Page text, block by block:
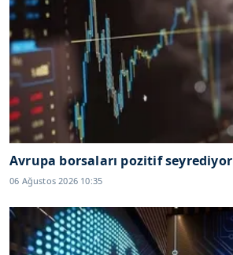
Avrupa borsaları pozitif seyrediyor
06 Ağustos 2026 10:35